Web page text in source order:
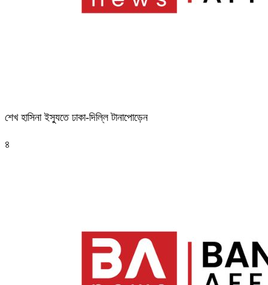
শেখ হাসিনা ইস্যুতে ঢাকা-দিল্লি টানাপোড়েন
৪